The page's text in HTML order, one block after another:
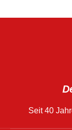
Seit 40